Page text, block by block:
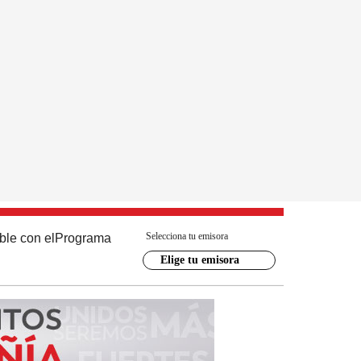
con el Programa Selecciona tu emisora
Elige tu emisora